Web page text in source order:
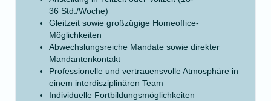
36 Std./Woche)
Gleitzeit sowie großzügige Homeoffice-
Möglichkeiten
Abwechslungsreiche Mandate sowie direkter
Mandantenkontakt
Professionelle und vertrauensvolle Atmosphäre in
einem interdisziplinären Team
Individuelle Fortbildungsmöglichkeiten